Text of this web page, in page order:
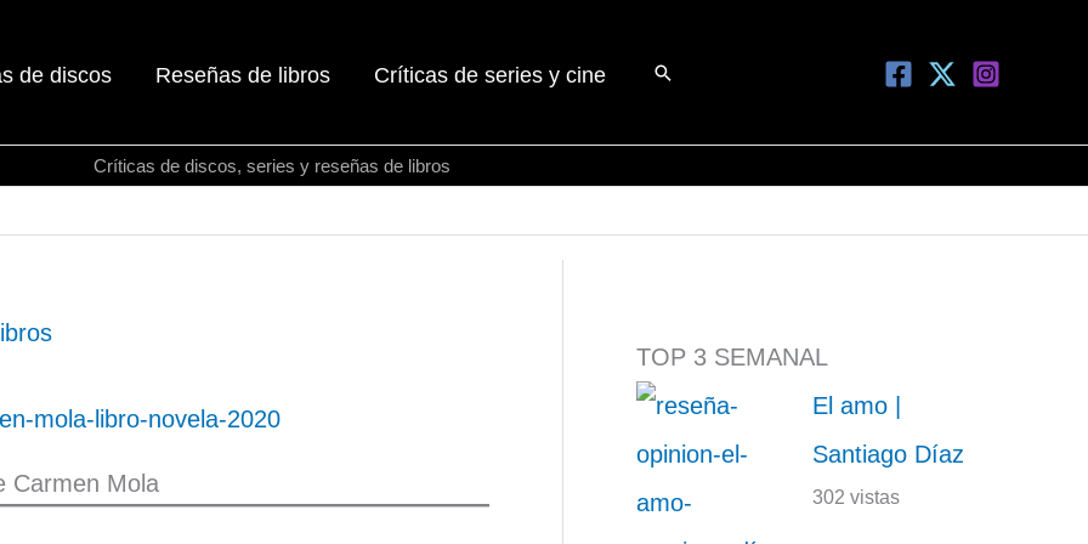
de discos Reseñas de libros Críticas de series y cine Buscar
Críticas de discos, series y reseñas de libros
Carmen Mola
TOP 3 SEMANAL
El amo |
Santiago Díaz
302 vistas